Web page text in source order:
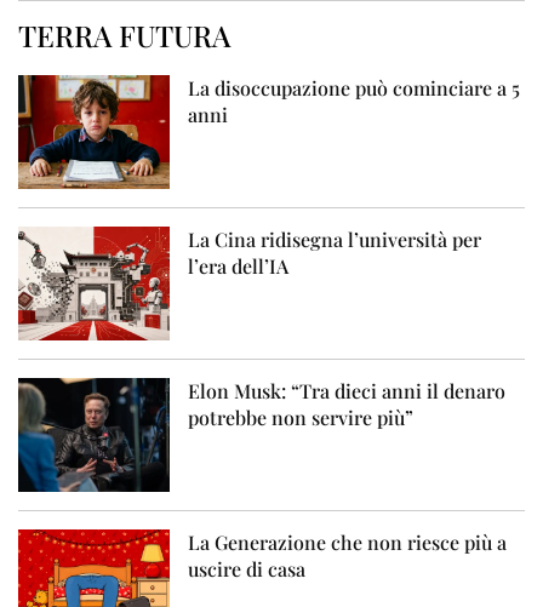
TERRA FUTURA
La disoccupazione può cominciare a 5
anni
La Cina ridisegna l’università per
l’era dell’IA
Elon Musk: “Tra dieci anni il denaro
potrebbe non servire più”
La Generazione che non riesce più a
uscire di casa